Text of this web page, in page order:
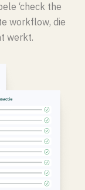
‘check the
workflow, die
werkt.